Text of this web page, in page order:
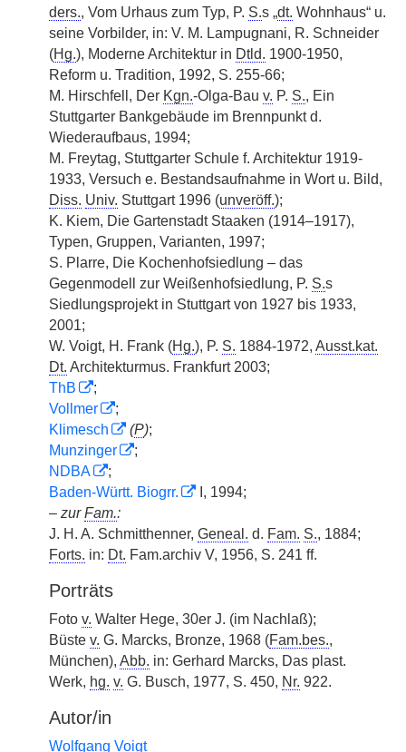
ders., Vom Urhaus zum Typ, P. S.s „dt. Wohnhaus“ u.
seine Vorbilder, in: V. M. Lampugnani, R. Schneider
(Hg.), Moderne Architektur in Dtld. 1900-1950,
Reform u. Tradition, 1992, S. 255-66;
M. Hirschfell, Der Kgn.-Olga-Bau v. P. S., Ein
Stuttgarter Bankgebäude im Brennpunkt d.
Wiederaufbaus, 1994;
M. Freytag, Stuttgarter Schule f. Architektur 1919-
1933, Versuch e. Bestandsaufnahme in Wort u. Bild,
Diss. Univ. Stuttgart 1996 (unveröff.);
K. Kiem, Die Gartenstadt Staaken (1914–1917),
Typen, Gruppen, Varianten, 1997;
S. Plarre, Die Kochenhofsiedlung – das
Gegenmodell zur Weißenhofsiedlung, P. S.s
Siedlungsprojekt in Stuttgart von 1927 bis 1933,
2001;
W. Voigt, H. Frank (Hg.), P. S. 1884-1972, Ausst.kat.
Dt. Architekturmus. Frankfurt 2003;
ThB
;
Vollmer
;
Klimesch
(P);
Munzinger
;
NDBA
;
Baden-Württ. Biogrr.
I, 1994;
– zurFam.:
J. H. A. Schmitthenner, Geneal. d. Fam. S., 1884;
Forts. in: Dt. Fam.archiv V, 1956, S. 241 ff.
Porträts
Foto v. Walter Hege, 30er J. (im Nachlaß);
Büste v. G. Marcks, Bronze, 1968 (Fam.bes.,
München), Abb. in: Gerhard Marcks, Das plast.
Werk, hg. v. G. Busch, 1977, S. 450, Nr. 922.
Autor/in
Wolfgang Voigt